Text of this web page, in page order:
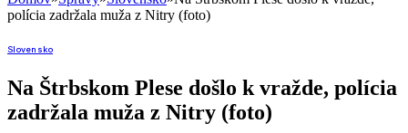
polícia zadržala muža z Nitry (foto)
Slovensko
Na Štrbskom Plese došlo k vražde, polícia
zadržala muža z Nitry (foto)